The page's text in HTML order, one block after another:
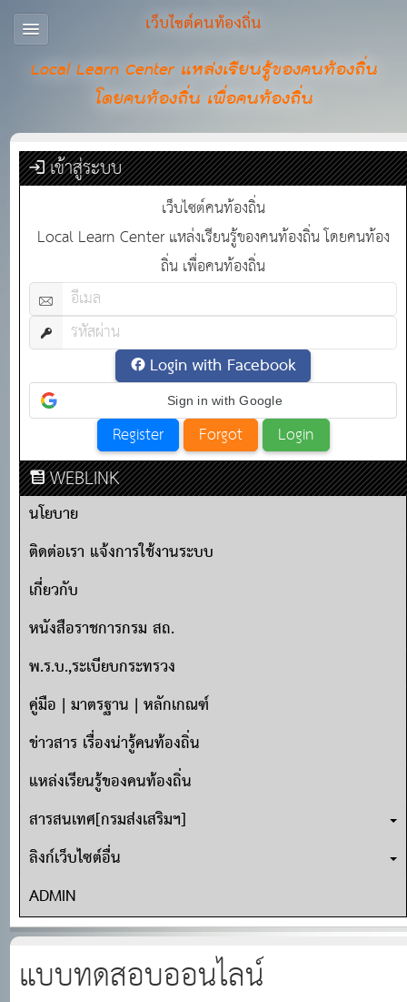
เว็บไซต์คนท้องถิ่น
Local Learn Center แหล่งเรียนรู้ของคนท้องถิ่น
โดยคนท้องถิ่น เพื่อคนท้องถิ่น
เข้าสู่ระบบ
เว็บไซต์คนท้องถิ่น
Local Learn Center แหล่งเรียนรู้ของคนท้องถิ่น โดยคนท้อง
ถิ่น เพื่อคนท้องถิ่น
Login with Facebook
Sign in with Google
WEBLINK
นโยบาย
ติดต่อเรา แจ้งการใช้งานระบบ
เกี่ยวกับ
หนังสือราชการกรม สถ.
พ.ร.บ.,ระเบียบกระทรวง
คู่มือ | มาตรฐาน | หลักเกณฑ์
ข่าวสาร เรื่องน่ารู้คนท้องถิ่น
แหล่งเรียนรู้ของคนท้องถิ่น
สารสนเทศ[กรมส่งเสริมฯ]
ลิงก์เว็บไซต์อื่น
ADMIN
แบบทดสอบออนไลน์